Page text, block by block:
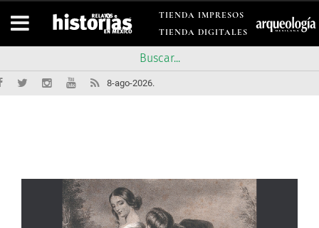
TIENDA IMPRESOS
TIENDA DIGITALES
8-ago-2026.